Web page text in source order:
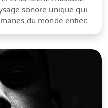
sonore unique qui
du monde entier.